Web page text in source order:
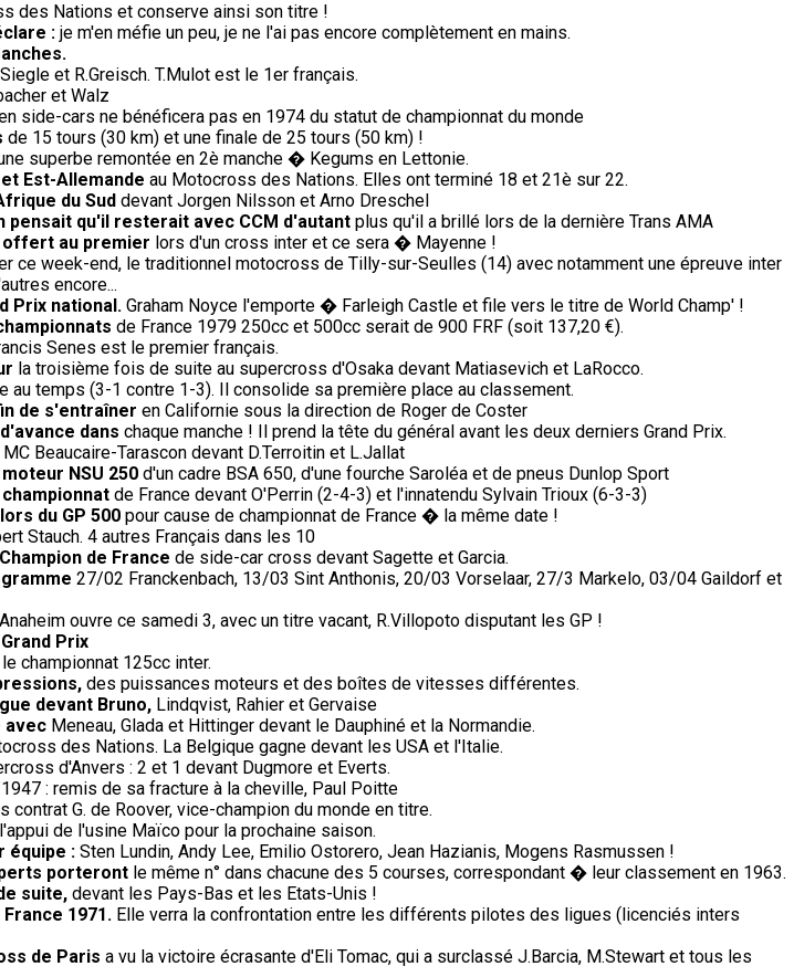
des Nations et conserve ainsi son titre !
: je m'en méfie un peu, je ne l'ai pas encore complètement en mains.
et R.Greisch. T.Mulot est le 1er français.
et Walz
side-cars ne bénéficera pas en 1974 du statut de championnat du monde
de 15 tours (30 km) et une finale de 25 tours (50 km) !
superbe remontée en 2è manche � Kegums en Lettonie.
Est-Allemande au Motocross des Nations. Elles ont terminé 18 et 21è sur 22.
du Sud devant Jorgen Nilsson et Arno Dreschel
pensait qu'il resterait avec CCM d'autant plus qu'il a brillé lors de la dernière Trans AMA
offert au premier lors d'un cross inter et ce sera � Mayenne !
ce week-end, le traditionnel motocross de Tilly-sur-Seulles (14) avec notamment une épreuve inter
encore...
Prix national. Graham Noyce l'emporte � Farleigh Castle et file vers le titre de World Champ' !
de France 1979 250cc et 500cc serait de 900 FRF (soit 137,20 €).
Senes est le premier français.
la troisième fois de suite au supercross d'Osaka devant Matiasevich et LaRocco.
au temps (3-1 contre 1-3). Il consolide sa première place au classement.
de s'entraîner en Californie sous la direction de Roger de Coster
dans chaque manche ! Il prend la tête du général avant les deux derniers Grand Prix.
Beaucaire-Tarascon devant D.Terroitin et L.Jallat
NSU 250 d'un cadre BSA 650, d'une fourche Saroléa et de pneus Dunlop Sport
de France devant O'Perrin (2-4-3) et l'innatendu Sylvain Trioux (6-3-3)
du GP 500 pour cause de championnat de France � la même date !
Stauch. 4 autres Français dans les 10
de France de side-car cross devant Sagette et Garcia.
27/02 Franckenbach, 13/03 Sint Anthonis, 20/03 Vorselaar, 27/3 Markelo, 03/04 Gaildorf et
Anaheim ouvre ce samedi 3, avec un titre vacant, R.Villopoto disputant les GP !
Prix
championnat 125cc inter.
des puissances moteurs et des boîtes de vitesses différentes.
devant Bruno, Lindqvist, Rahier et Gervaise
avec Meneau, Glada et Hittinger devant le Dauphiné et la Normandie.
des Nations. La Belgique gagne devant les USA et l'Italie.
d'Anvers : 2 et 1 devant Dugmore et Everts.
: remis de sa fracture à la cheville, Paul Poitte
contrat G. de Roover, vice-champion du monde en titre.
de l'usine Maïco pour la prochaine saison.
équipe : Sten Lundin, Andy Lee, Emilio Ostorero, Jean Hazianis, Mogens Rasmussen !
porteront le même n° dans chacune des 5 courses, correspondant � leur classement en 1963.
suite, devant les Pays-Bas et les Etats-Unis !
1971. Elle verra la confrontation entre les différents pilotes des ligues (licenciés inters
de Paris a vu la victoire écrasante d'Eli Tomac, qui a surclassé J.Barcia, M.Stewart et tous les